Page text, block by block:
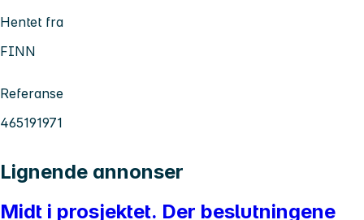
Hentet fra
FINN
Referanse
465191971
Lignende annonser
Midt i prosjektet. Der beslutningene